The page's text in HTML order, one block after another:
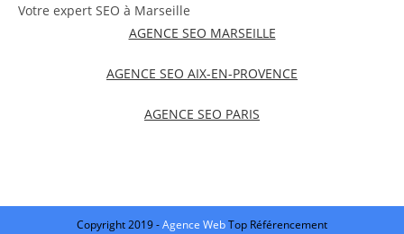
Votre expert SEO à Marseille
AGENCE SEO MARSEILLE
AGENCE SEO AIX-EN-PROVENCE
AGENCE SEO PARIS
Copyright 2019 -Agence WebTop Référencement